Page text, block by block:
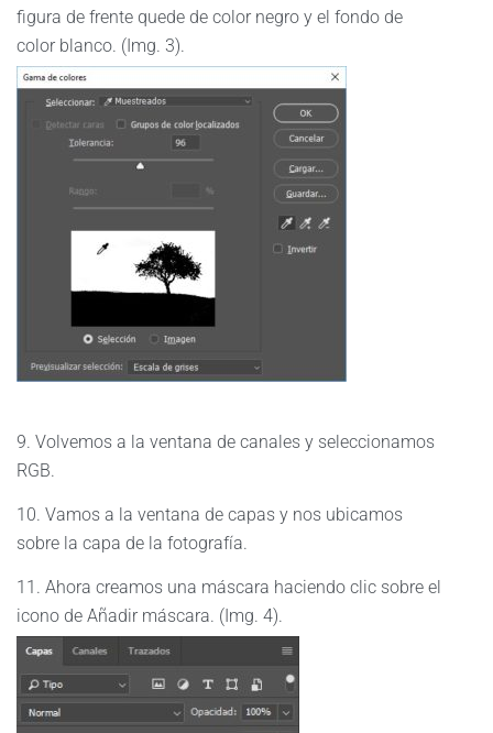
figura de frente quede de color negro y el fondo de
color blanco. (Img. 3).
9. Volvemos a la ventana de canales y seleccionamos
RGB.
10. Vamos a la ventana de capas y nos ubicamos
sobre la capa de la fotografía.
11. Ahora creamos una máscara haciendo clic sobre el
icono de Añadir máscara. (Img. 4).